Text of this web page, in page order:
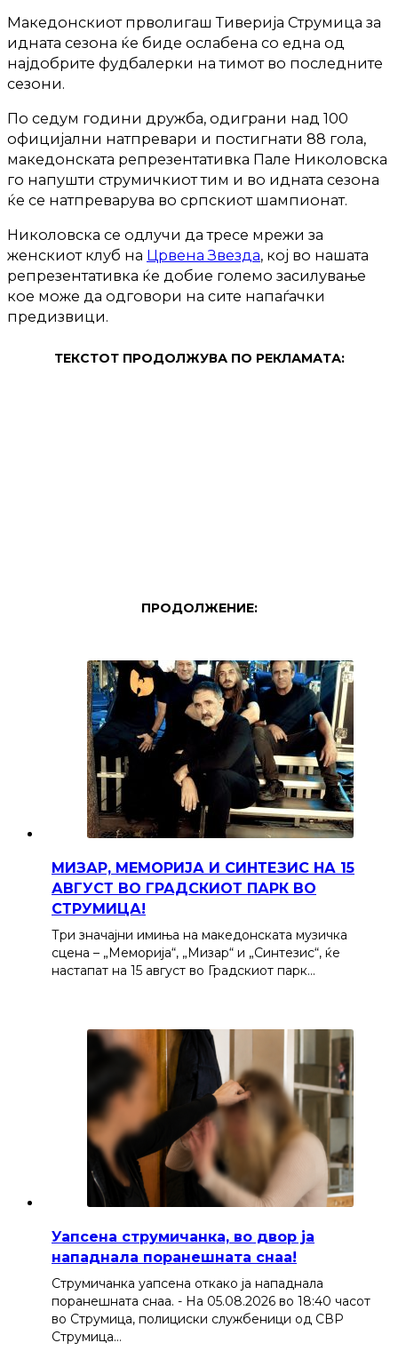
Македонскиот прволигаш Тиверија Струмица за
идната сезона ќе биде ослабена со една од
најдобрите фудбалерки на тимот во последните
сезони.
По седум години дружба, одиграни над 100
официјални натпревари и постигнати 88 гола,
македонската репрезентативка Пале Николовска
го напушти струмичкиот тим и во идната сезона
ќе се натпреварува во српскиот шампионат.
Николовска се одлучи да тресе мрежи за
женскиот клуб на Црвена Звезда, кој во нашата
репрезентативка ќе добие големо засилување
кое може да одговори на сите напаѓачки
предизвици.
ТЕКСТОТ ПРОДОЛЖУВА ПО РЕКЛАМАТА:
ПРОДОЛЖЕНИЕ:
МИЗАР, МЕМОРИЈА И СИНТЕЗИС НА 15
АВГУСТ ВО ГРАДСКИОТ ПАРК ВО
СТРУМИЦА!
Три значајни имиња на македонската музичка
сцена – „Меморија“, „Мизар“ и „Синтезис“, ќе
настапат на 15 август во Градскиот парк…
Уапсена струмичанка, во двор ја
нападнала поранешната снаа!
Струмичанка уапсена откако ја нападнала
поранешната снаа. - На 05.08.2026 во 18:40 часот
во Струмица, полициски службеници од СВР
Струмица…